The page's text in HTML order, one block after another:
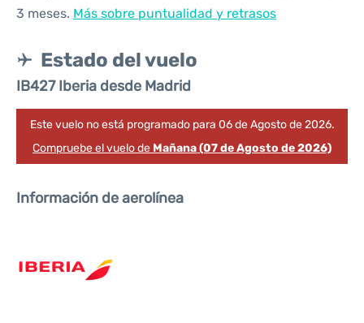
3 meses. Más sobre puntualidad y retrasos
Estado del vuelo
IB427 Iberia desde Madrid
Este vuelo no está programado para 06 de Agosto de 2026.
Compruebe el vuelo de Mañana (07 de Agosto de 2026)
Información de aerolínea